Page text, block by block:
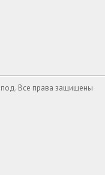
Все права защищены